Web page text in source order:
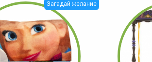
Загадай желание